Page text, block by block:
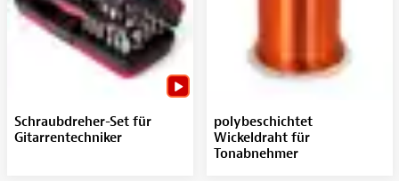
Schraubdreher-Set für
Gitarrentechniker
polybeschichtet
Wickeldraht für
Tonabnehmer